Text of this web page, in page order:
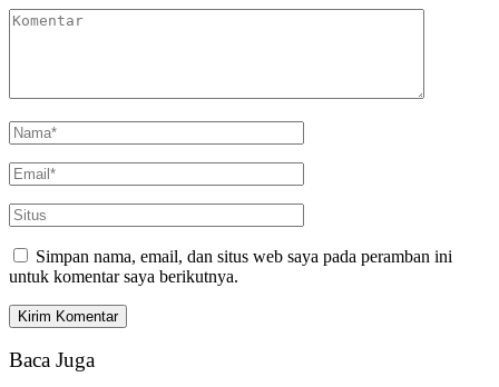
Simpan nama, email, dan situs web saya pada peramban ini
untuk komentar saya berikutnya.
Baca Juga